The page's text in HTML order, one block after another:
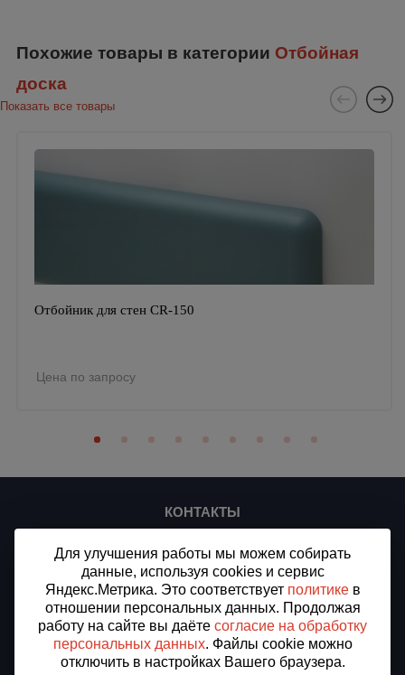
Похожие товары в категории Отбойная
доска
Показать все товары
Отбойник для стен CR-150
Цена по запросу
КОНТАКТЫ
ИНН/КПП 7716912875/773301001
ОГРН 1187746509994
Доставка в Барнаул, Алтайский край
Все города доставки
Тел.:8 (800) 505-97-07
E-mail:st-prof@inbox.ru
Для улучшения работы мы можем собирать
данные, используя cookies и сервис
Яндекс.Метрика. Это соответствует политикев
отношении персональных данных. Продолжая
работу на сайте вы даёте согласие на обработку
персональных данных. Файлы cookie можно
отключить в настройках Вашего браузера.